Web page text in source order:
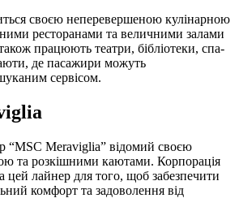
своєю неперевершеною кулінарною
ресторанами та величними залами
працюють театри, бібліотеки, спа-
де пасажири можуть
сервісом.
“MSC Meraviglia” відомий своєю
та розкішними каютами. Корпорація
цей лайнер для того, щоб забезпечити
комфорт та задоволення від